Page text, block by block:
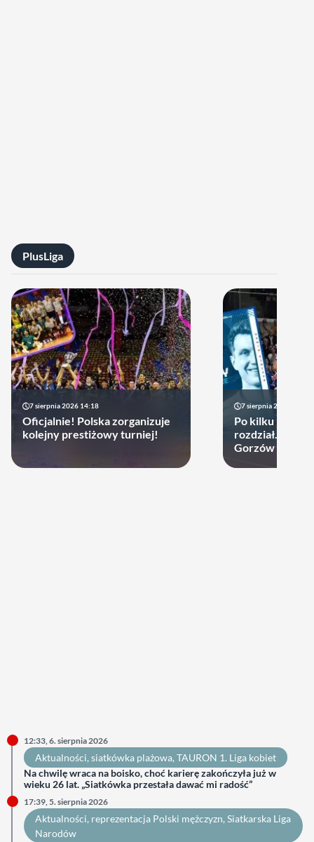
PlusLiga
7 sierpnia 2026 14:18
Oficjalnie! Polska zorganizuje
kolejny prestiżowy turniej!
7 sierpnia 2026 13:49
Po kilku latach
rozdział.
Gorzów może
12:33, 6. sierpnia 2026
Aktualności, siatkówka plażowa, TAURON 1. Liga kobiet
Na chwilę wraca na boisko, choć karierę zakończyła już w
wieku 26 lat. „Siatkówka przestała dawać mi radość”
17:39, 5. sierpnia 2026
Aktualności, reprezentacja Polski mężczyzn, Siatkarska Liga
Narodów